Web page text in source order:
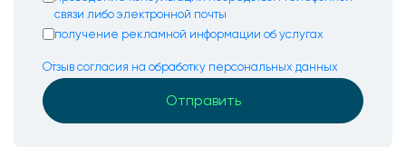
связи либо электронной почты
получение рекламной информации об услугах
Отзыв согласия на обработку персональных данных